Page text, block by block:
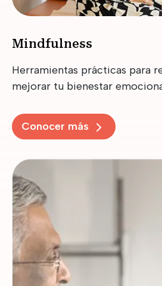
Mindfulness
Herramientas prácticas para
mejorar tu bienestar
Conocer más